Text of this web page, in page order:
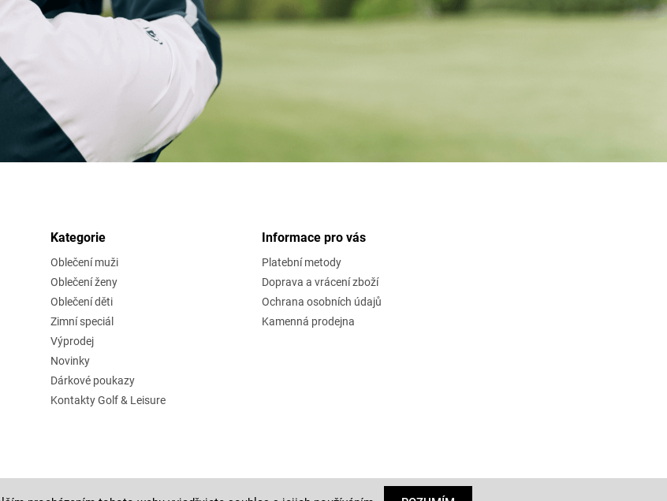
Kategorie
Oblečení muži
Oblečení ženy
Oblečení děti
Zimní speciál
Výprodej
Novinky
Dárkové poukazy
Kontakty Golf & Leisure
Informace pro vás
Platební metody
Doprava a vrácení zboží
Ochrana osobních údajů
Kamenná prodejna